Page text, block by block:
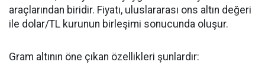
araçlarından biridir. Fiyatı, uluslararası ons altın değeri
ile dolar/TL kurunun birleşimi sonucunda oluşur.
Gram altının öne çıkan özellikleri şunlardır: